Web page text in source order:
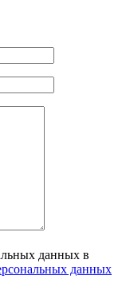
данных в
данных